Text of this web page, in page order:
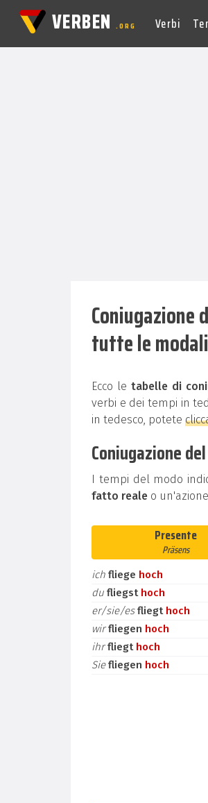
VERBEN.ORG Verbi
Coniugazione
tutte le
Ecco le tabelle di
verbi e dei tempi in
in tedesco, potete
Coniugazione
I tempi del modo
fatto reale o
Presente
Präsens
ich fliege hoch
du fliegst hoch
er/sie/esfliegt hoch
wirfliegen hoch
ihrfliegt hoch
Siefliegen hoch